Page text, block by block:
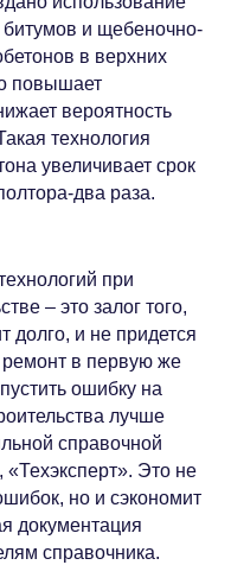
и щебеночно-
в верхних
повышает
вероятность
технология
увеличивает срок
два раза.
при
– это залог того,
долго, и не придется
ремонт в первую же
ошибку на
лучше
справочной
«Техэксперт». Это не
но и сэкономит
документация
справочника.